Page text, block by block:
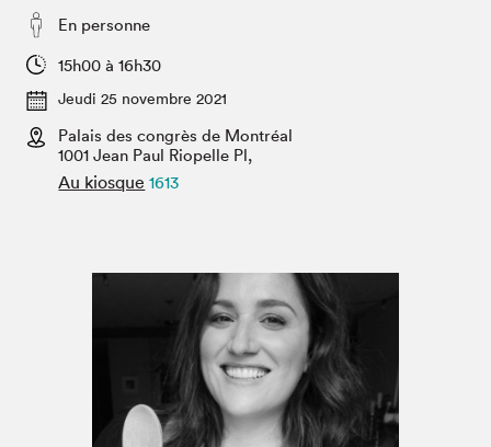
Espace médias
Espace exposant⋅e⋅s
Club de lecture Braindate
Nous connaître
Projets partenaires 2022
Archives
En personne
15h00 à 16h30
Jeudi 25 novembre 2021
Palais des congrès de Montréal
1001 Jean Paul Riopelle Pl,
Au kiosque 1613